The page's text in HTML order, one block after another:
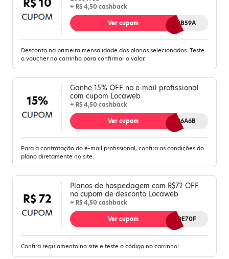
+ R$ 4,50 cashback
VPSCP2B59A
Ver cupom
Desconto na primeira mensalidade dos planos selecionados. Teste
o voucher no carrinho para confirmar o valor.
15%
Ganhe 15% OFF no e-mail profissional
com cupom Locaweb
+ R$ 4,50 cashback
EMAGO36A6B
Ver cupom
Para a contratação do e-mail profissional, confira as condições do
plano diretamente no site.
R$ 72
Planos de hospedagem com R$72 OFF
no cupom de desconto Locaweb
+ R$ 4,50 cashback
MLZH0DE70F
Ver cupom
Confira regulamento no site e teste o código no carrinho!